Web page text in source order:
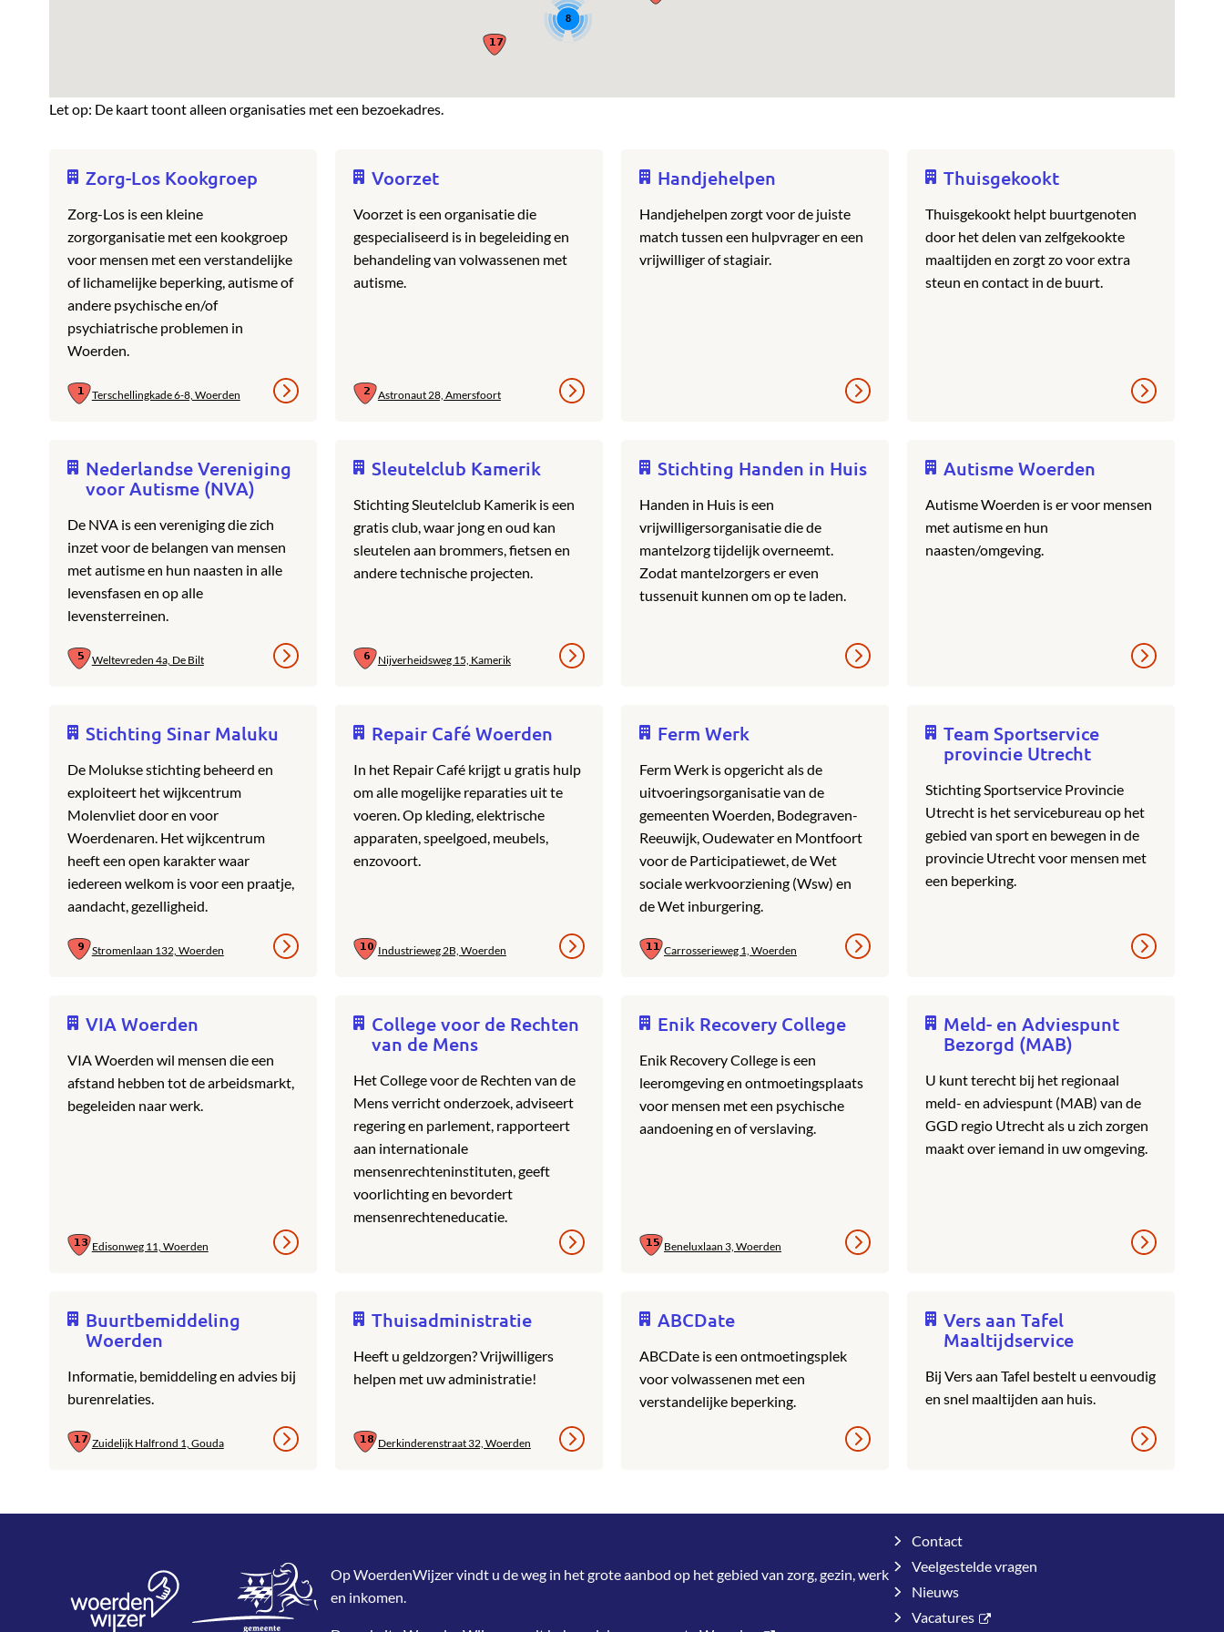
8
Let op: De kaart toont alleen organisaties met een bezoekadres.
Zorg-Los Kookgroep
Zorg-Los is een kleine
zorgorganisatie met een kookgroep
voor mensen met een verstandelijke
of lichamelijke beperking, autisme of
andere psychische en/of
psychiatrische problemen in
Woerden.
Terschellingkade 6-8, Woerden
Voorzet
Voorzet is een organisatie die
gespecialiseerd is in begeleiding en
behandeling van volwassenen met
autisme.
Astronaut 28, Amersfoort
Handjehelpen
Handjehelpen zorgt voor de juiste
match tussen een hulpvrager en een
vrijwilliger of stagiair.
Thuisgekookt
Thuisgekookt helpt buurtgenoten
door het delen van zelfgekookte
maaltijden en zorgt zo voor extra
steun en contact in de buurt.
Nederlandse Vereniging
voor Autisme (NVA)
De NVA is een vereniging die zich
inzet voor de belangen van mensen
met autisme en hun naasten in alle
levensfasen en op alle
levensterreinen.
Weltevreden 4a, De Bilt
Sleutelclub Kamerik
Stichting Sleutelclub Kamerik is een
gratis club, waar jong en oud kan
sleutelen aan brommers, fietsen en
andere technische projecten.
Nijverheidsweg 15, Kamerik
Stichting Handen in Huis
Handen in Huis is een
vrijwilligersorganisatie die de
mantelzorg tijdelijk overneemt.
Zodat mantelzorgers er even
tussenuit kunnen om op te laden.
Autisme Woerden
Autisme Woerden is er voor mensen
met autisme en hun
naasten/omgeving.
Stichting Sinar Maluku
De Molukse stichting beheerd en
exploiteert het wijkcentrum
Molenvliet door en voor
Woerdenaren. Het wijkcentrum
heeft een open karakter waar
iedereen welkom is voor een praatje,
aandacht, gezelligheid.
Stromenlaan 132, Woerden
Repair Café Woerden
In het Repair Café krijgt u gratis hulp
om alle mogelijke reparaties uit te
voeren. Op kleding, elektrische
apparaten, speelgoed, meubels,
enzovoort.
Industrieweg 2B, Woerden
Ferm Werk
Ferm Werk is opgericht als de
uitvoeringsorganisatie van de
gemeenten Woerden, Bodegraven-
Reeuwijk, Oudewater en Montfoort
voor de Participatiewet, de Wet
sociale werkvoorziening (Wsw) en
de Wet inburgering.
Carrosserieweg 1, Woerden
Team Sportservice
provincie Utrecht
Stichting Sportservice Provincie
Utrecht is het servicebureau op het
gebied van sport en bewegen in de
provincie Utrecht voor mensen met
een beperking.
VIA Woerden
VIA Woerden wil mensen die een
afstand hebben tot de arbeidsmarkt,
begeleiden naar werk.
Edisonweg 11, Woerden
College voor de Rechten
van de Mens
Het College voor de Rechten van de
Mens verricht onderzoek, adviseert
regering en parlement, rapporteert
aan internationale
mensenrechteninstituten, geeft
voorlichting en bevordert
mensenrechteneducatie.
Enik Recovery College
Enik Recovery College is een
leeromgeving en ontmoetingsplaats
voor mensen met een psychische
aandoening en of verslaving.
Beneluxlaan 3, Woerden
Meld- en Adviespunt
Bezorgd (MAB)
U kunt terecht bij het regionaal
meld- en adviespunt (MAB) van de
GGD regio Utrecht als u zich zorgen
maakt over iemand in uw omgeving.
Buurtbemiddeling
Woerden
Informatie, bemiddeling en advies bij
burenrelaties.
Zuidelijk Halfrond 1, Gouda
Thuisadministratie
Heeft u geldzorgen? Vrijwilligers
helpen met uw administratie!
Derkinderenstraat 32, Woerden
ABCDate
ABCDate is een ontmoetingsplek
voor volwassenen met een
verstandelijke beperking.
Vers aan Tafel
Maaltijdservice
Bij Vers aan Tafel bestelt u eenvoudig
en snel maaltijden aan huis.
Op WoerdenWijzer vindt u de weg in het grote aanbod op het gebied van zorg, gezin, werk
en inkomen.
Contact
Veelgestelde vragen
Nieuws
Vacatures